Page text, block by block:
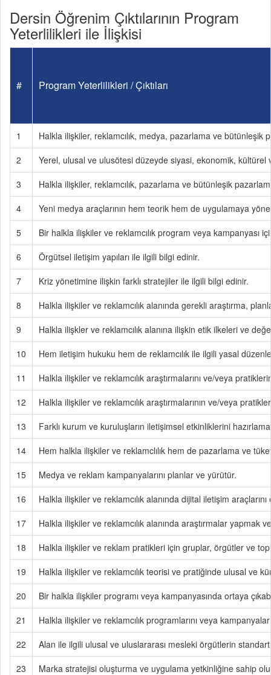
Dersin Öğrenim Çıktılarının Program
Yeterlilikleri ile İlişkisi
# Program Yeterlilikleri / Çıktıları
1
Halkla ilişkiler, reklamcılık, medya, pazarlama ve
2
Yerel, ulusal ve ulusötesi düzeyde siyasi, ekonomik,
3
Halkla ilişkiler, reklamcılık, pazarlama ve bütünleşik
4
Yeni medya araçlarının hem teorik hem de uygulamaya
5
Bir halkla ilişkiler ve reklamcılık program veya kampanyası
6
Örgütsel iletişim yapıları ile ilgili bilgi edinir.
7
Kriz yönetimine ilişkin farklı stratejiler ile ilgili bilgi edinir.
8
Halkla ilişkiler ve reklamcılık alanında gerekli araştırma,
9
Halkla ilişkler ve reklamcılık alanına ilişkin etik ilkeleri ve
10
Hem iletişim hukuku hem de reklamcılık ile ilgili yasal
11
Halkla ilişkiler ve reklamcılık araştırmalarını ve/veya
12
Halkla ilişkiler ve reklamcılık araştırmalarının ve/veya
13
Farklı kurum ve kuruluşların iletişimsel etkinliklerini
14
Hem halkla ilişkiler ve reklamclılık hem de pazarlama ve
15
Medya ve reklam kampanyalarını planlar ve yürütür.
16
Halkla ilişkiler ve reklamcılık alanında dijital iletişim
17
Halkla ilişkiler ve reklamcılık alanında araştırmalar
18
Halkla ilişkiler ve reklam pratikleri için gruplar, örgütler ve
19
Halkla ilişkiler ve reklamcılık teorisi ve pratiğinde ulusal ve
20
Bir halkla ilişkiler programı veya kampanyasında ortaya
21
Halkla ilişkiler ve reklamcılık programlarını veya
22
Alan ile ilgili ulusal ve uluslararası mesleki örgütlerin
23
Marka stratejisi oluşturma ve uygulama yetkinliğine sahip